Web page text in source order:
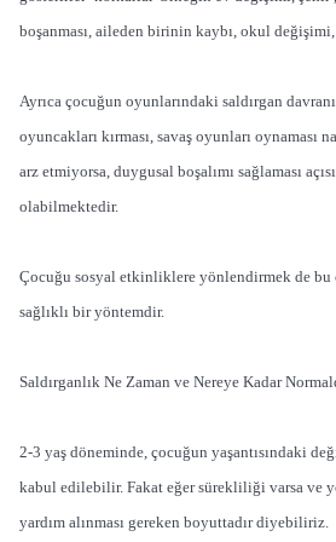
boşanması, aileden birinin kaybı, okul
Ayrıca çocuğun oyunlarındaki saldırgan
oyuncakları kırması, savaş oyunları oynaması
arz etmiyorsa, duygusal boşalımı sağlaması
olabilmektedir.
Çocuğu sosyal etkinliklere yönlendirmek de bu
sağlıklı bir yöntemdir.
Saldırganlık Ne Zaman ve Nereye Kadar
2-3 yaş döneminde, çocuğun yaşantısındaki
kabul edilebilir. Fakat eğer sürekliliği varsa ve
yardım alınması gereken boyuttadır diyebiliriz.